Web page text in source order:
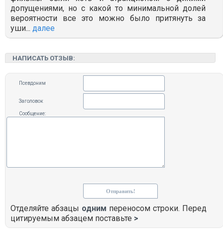
допущениями, но с какой то минимальной долей
вероятности все это можно было притянуть за
уши... далее
НАПИСАТЬ ОТЗЫВ:
Псевдоним
Заголовок
Сообщение:
Отделяйте абзацы одним переносом строки. Перед
цитируемым абзацем поставьте >